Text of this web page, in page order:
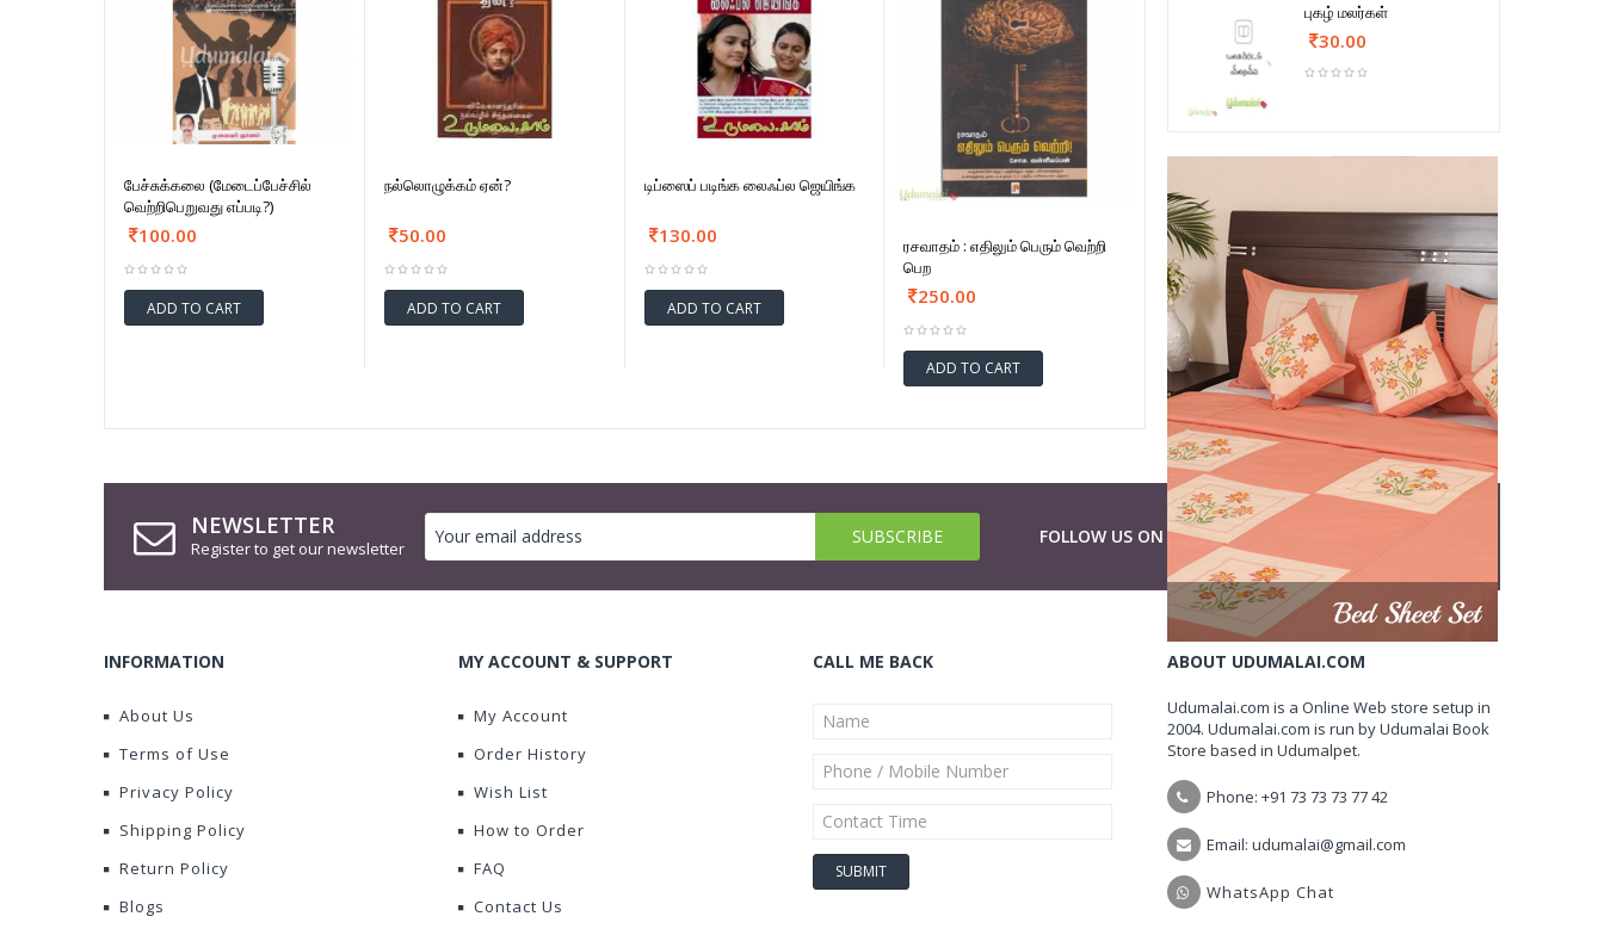
பேச்சுக்கலை (மேடைப்பேச்சில்
வெற்றிபெறுவது எப்படி?)
100.00
ADD TO CART
நல்லொழுக்கம் ஏன்?
50.00
ADD TO CART
டிப்ஸைப் படிங்க லைஃப்ல ஜெயிங்க
130.00
ADD TO CART
ரசவாதம் : எதிலும் பெரும் வெற்றி
பெற
250.00
ADD TO CART
புகழ் மலர்கள்
30.00
NEWSLETTER
Register to get our newsletter
FOLLOW US ON
INFORMATION
About Us
Terms of Use
Privacy Policy
Shipping Policy
Return Policy
Blogs
MY ACCOUNT & SUPPORT
My Account
Order History
Wish List
How to Order
FAQ
Contact Us
CALL ME BACK ABOUT UDUMALAI.COM
Udumalai.com is a Online Web store setup in
2004. Udumalai.com is run by Udumalai Book
Store based in Udumalpet.
Phone: +91 73 73 73 77 42
Email: udumalai@gmail.com
WhatsApp Chat